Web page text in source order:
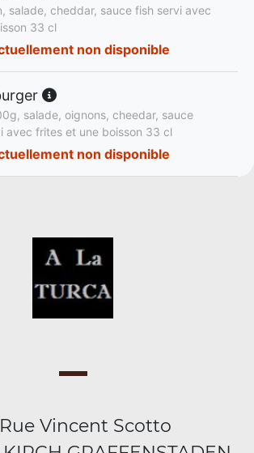
salade, cheddar, sauce fish servi avec
33 cl
non disponible
salade, oignons, cheedar, sauce
avec frites et une boisson 33 cl
non disponible
Vincent Scotto